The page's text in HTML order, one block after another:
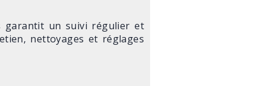
garantit un suivi régulier et
nettoyages et réglages